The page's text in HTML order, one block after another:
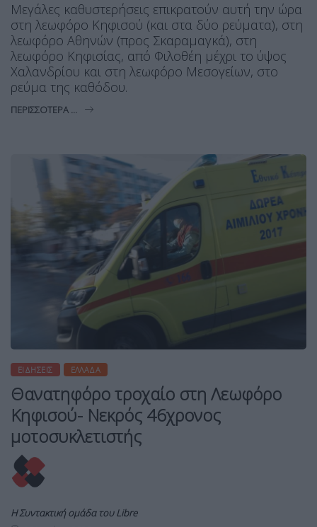
Μεγάλες καθυστερήσεις επικρατούν αυτή την ώρα
στη λεωφόρο Κηφισού (και στα δύο ρεύματα), στη
λεωφόρο Αθηνών (προς Σκαραμαγκά), στη
λεωφόρο Κηφισίας, από Φιλοθέη μέχρι το ύψος
Χαλανδρίου και στη λεωφόρο Μεσογείων, στο
ρεύμα της καθόδου.
ΠΕΡΙΣΣΌΤΕΡΑ ...
ΕΙΔΉΣΕΙΣ ΕΛΛΆΔΑ
Θανατηφόρο τροχαίο στη Λεωφόρο
Κηφισού- Νεκρός 46χρονος
μοτοσυκλετιστής
Η Συντακτική ομάδα του Libre